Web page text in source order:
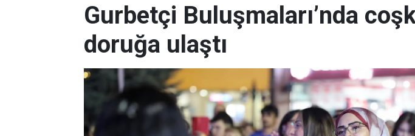
Gurbetçi Buluşmaları’nda
doruğa ulaştı